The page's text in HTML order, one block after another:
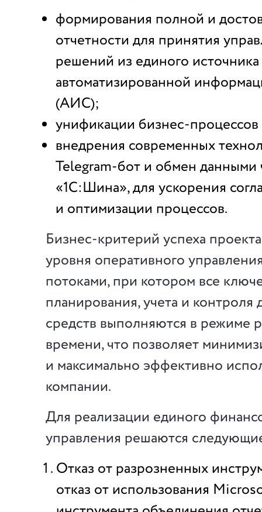
формирования полной и
отчетности для принятия
решений из единого
автоматизированной
(АИС);
унификации бизнес-процессов
внедрения современных
Telegram-бот и обмен данными
«1С:Шина», для ускорения
и оптимизации процессов.
Бизнес-критерий успеха
уровня оперативного
потоками, при котором все
планирования, учета и
средств выполняются в режиме
времени, что позволяет
и максимально эффективно
компании.
Для реализации единого
управления решаются
Отказ от разрозненных
отказ от использования